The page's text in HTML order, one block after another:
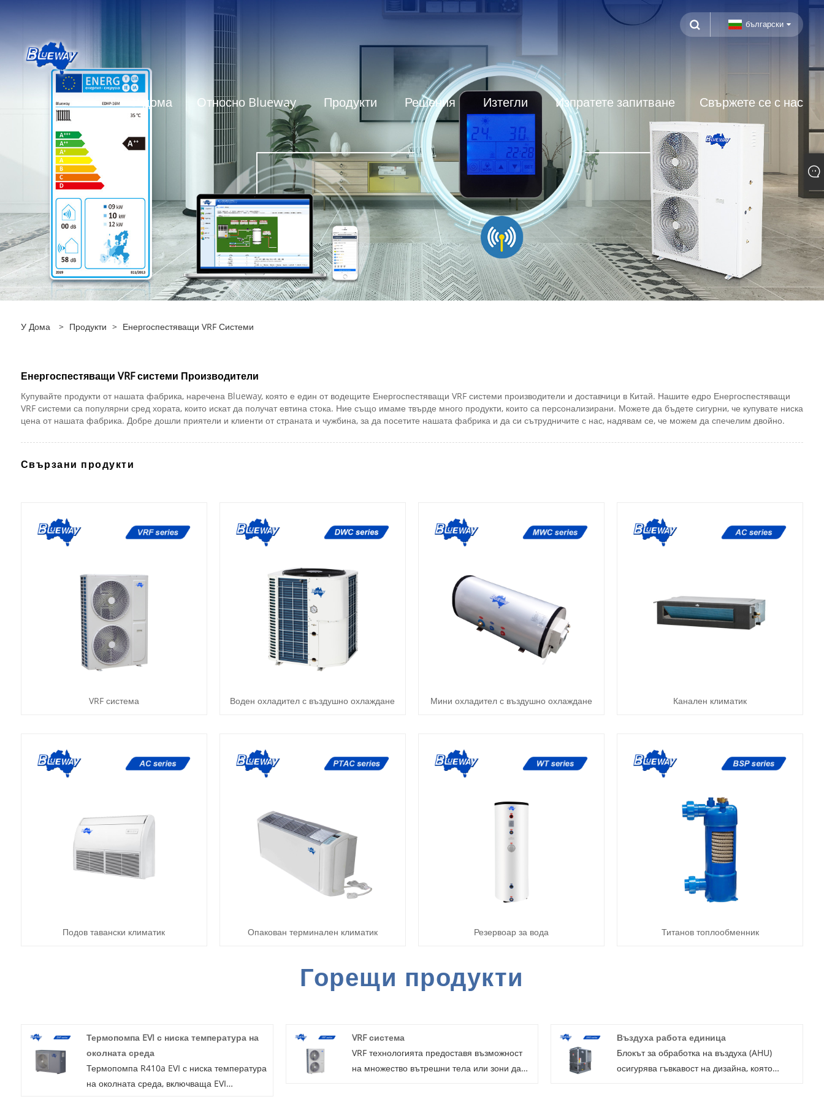
български
У дома Относно Blueway Продукти Решения Изтегли Изпратете запитване Свържете се с нас
У Дома > Продукти > Енергоспестяващи VRF Системи
Енергоспестяващи VRF системи Производители
Купувайте продукти от нашата фабрика, наречена Blueway, която е един от водещите Енергоспестяващи VRF системи производители и доставчици в Китай. Нашите едро Енергоспестяващи
VRF системи са популярни сред хората, които искат да получат евтина стока. Ние също имаме твърде много продукти, които са персонализирани. Можете да бъдете сигурни, че купувате ниска
цена от нашата фабрика. Добре дошли приятели и клиенти от страната и чужбина, за да посетите нашата фабрика и да си сътрудничите с нас, надявам се, че можем да спечелим двойно.
Свързани продукти
VRF система Воден охладител с въздушно охлаждане Мини охладител с въздушно охлаждане Канален климатик
Подов тавански климатик Опакован терминален климатик Резервоар за вода Титанов топлообменник
Горещи продукти
Термопомпа EVI с ниска температура на
околната среда
Термопомпа R410a EVI с ниска температура
на околната среда, включваща EVI
VRF система
VRF технологията предоставя възможност
на множество вътрешни тела или зони да
Въздуха работа единица
Блокът за обработка на въздуха (AHU)
осигурява гъвкавост на дизайна, която